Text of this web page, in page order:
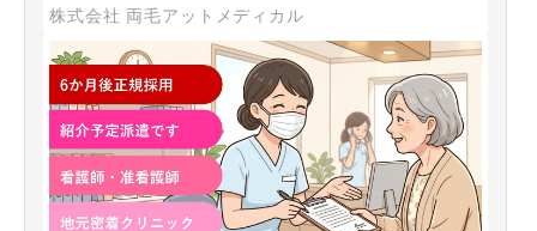
株式会社 両毛アットメディカル